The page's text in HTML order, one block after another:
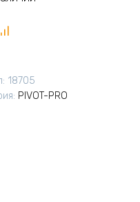
18705
PIVOT-PRO